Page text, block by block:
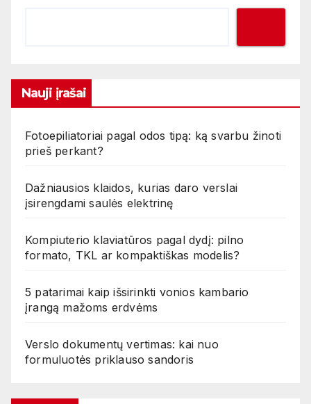
Nauji įrašai
Fotoepiliatoriai pagal odos tipą: ką svarbu žinoti
prieš perkant?
Dažniausios klaidos, kurias daro verslai
įsirengdami saulės elektrinę
Kompiuterio klaviatūros pagal dydį: pilno
formato, TKL ar kompaktiškas modelis?
5 patarimai kaip išsirinkti vonios kambario
įrangą mažoms erdvėms
Verslo dokumentų vertimas: kai nuo
formuluotės priklauso sandoris